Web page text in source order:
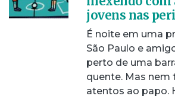
jovens nas
É noite em uma
São Paulo e
perto de uma
quente. Mas nem
atentos ao papo.